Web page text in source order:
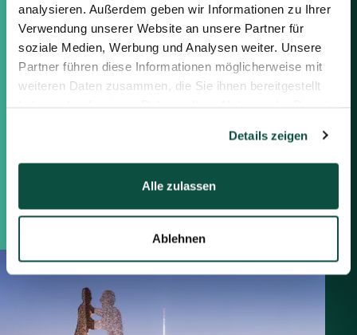
analysieren. Außerdem geben wir Informationen zu Ihrer
Verwendung unserer Website an unsere Partner für
soziale Medien, Werbung und Analysen weiter. Unsere
Partner führen diese Informationen möglicherweise mit
weiteren Daten zusammen, die Sie ihnen bereitgestellt
Details zeigen
Alle zulassen
Ablehnen
Berlin
Frankfurt
München
Saxenhammer Corporate Finance GmbH
+49 30 755 40 87-0